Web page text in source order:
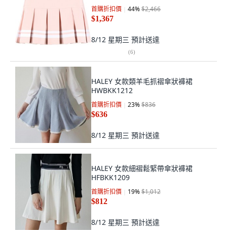
首購折扣價 44%$2,466
$1,367
8/12 星期三 預計送達
(6)
HALEY 女款類羊毛抓褶傘狀褲裙
HWBKK1212
首購折扣價 23%$836
$636
8/12 星期三 預計送達
HALEY 女款細褶鬆緊帶傘狀褲裙
HFBKK1209
首購折扣價 19%$1,012
$812
8/12 星期三 預計送達